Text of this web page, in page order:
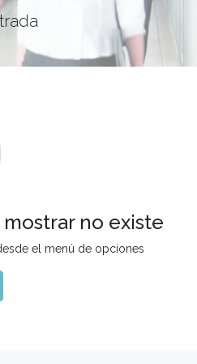
no existe
el menú de opciones